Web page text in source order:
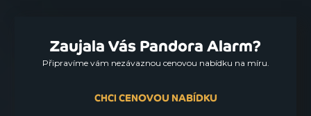
Zaujala Vás Pandora Alarm?
Připravíme vám nezávaznou cenovou nabídku na míru.
CHCI CENOVOU NABÍDKU